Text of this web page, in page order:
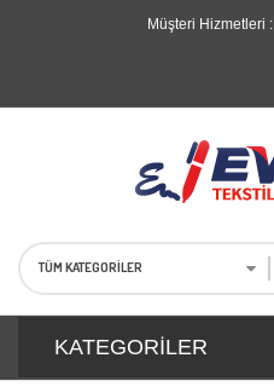
Müşteri Hizmetleri :
TÜM KATEGORILER
KATEGORILER